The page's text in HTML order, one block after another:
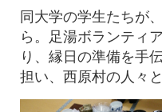
同大学の学生たちが
ら。足湯ボランティ
り、縁日の準備を手
担い、西原村の人々